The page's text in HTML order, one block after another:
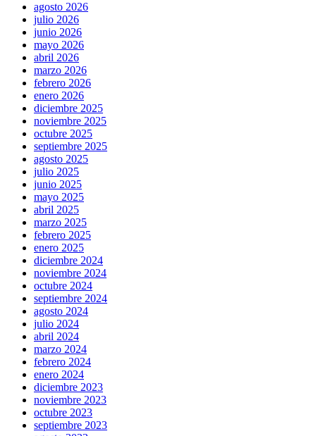
agosto 2026
julio 2026
junio 2026
mayo 2026
abril 2026
marzo 2026
febrero 2026
enero 2026
diciembre 2025
noviembre 2025
octubre 2025
septiembre 2025
agosto 2025
julio 2025
junio 2025
mayo 2025
abril 2025
marzo 2025
febrero 2025
enero 2025
diciembre 2024
noviembre 2024
octubre 2024
septiembre 2024
agosto 2024
julio 2024
abril 2024
marzo 2024
febrero 2024
enero 2024
diciembre 2023
noviembre 2023
octubre 2023
septiembre 2023